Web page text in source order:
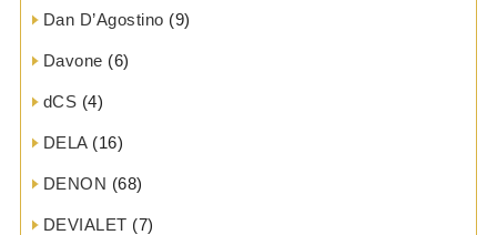
Dan D’Agostino (9)
Davone (6)
dCS (4)
DELA(16)
DENON (68)
DEVIALET (7)